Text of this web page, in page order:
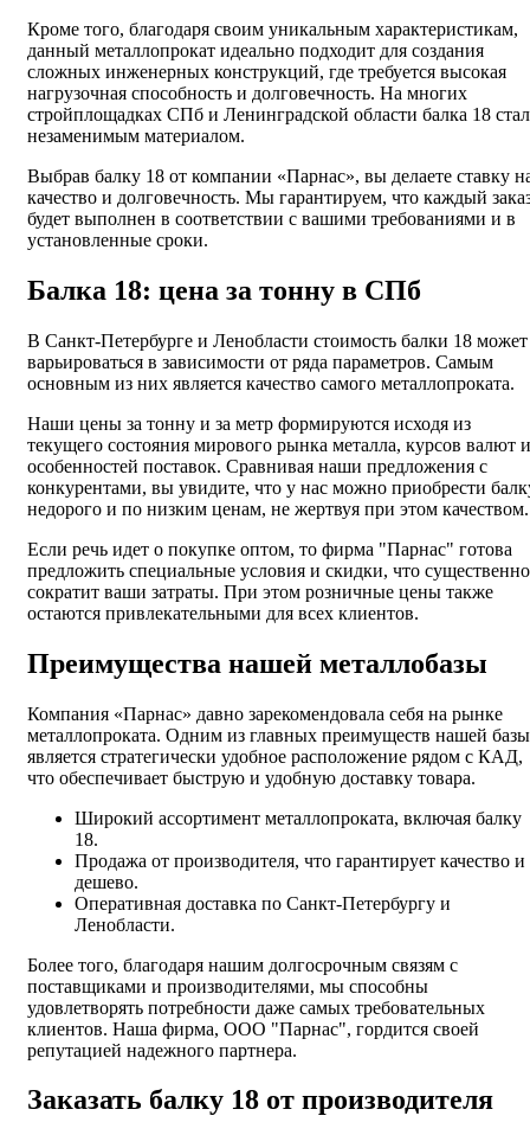
Кроме того, благодаря своим уникальным характеристикам,
данный металлопрокат идеально подходит для создания
сложных инженерных конструкций, где требуется высокая
нагрузочная способность и долговечность. На многих
стройплощадках СПб и Ленинградской области балка 18
незаменимым материалом.
Выбрав балку 18 от компании «Парнас», вы делаете ставку
качество и долговечность. Мы гарантируем, что каждый
будет выполнен в соответствии с вашими требованиями и в
установленные сроки.
Балка 18: цена за тонну в СПб
В Санкт-Петербурге и Ленобласти стоимость балки 18 может
варьироваться в зависимости от ряда параметров. Самым
основным из них является качество самого металлопроката.
Наши цены за тонну и за метр формируются исходя из
текущего состояния мирового рынка металла, курсов валют и
особенностей поставок. Сравнивая наши предложения с
конкурентами, вы увидите, что у нас можно приобрести
недорого и по низким ценам, не жертвуя при этом качеством.
Если речь идет о покупке оптом, то фирма "Парнас" готова
предложить специальные условия и скидки, что существенно
сократит ваши затраты. При этом розничные цены также
остаются привлекательными для всех клиентов.
Преимущества нашей металлобазы
Компания «Парнас» давно зарекомендовала себя на рынке
металлопроката. Одним из главных преимуществ нашей базы
является стратегически удобное расположение рядом с КАД,
что обеспечивает быструю и удобную доставку товара.
Широкий ассортимент металлопроката, включая балку
18.
Продажа от производителя, что гарантирует качество и
дешево.
Оперативная доставка по Санкт-Петербургу и
Ленобласти.
Более того, благодаря нашим долгосрочным связям с
поставщиками и производителями, мы способны
удовлетворять потребности даже самых требовательных
клиентов. Наша фирма, ООО "Парнас", гордится своей
репутацией надежного партнера.
Заказать балку 18 от производителя